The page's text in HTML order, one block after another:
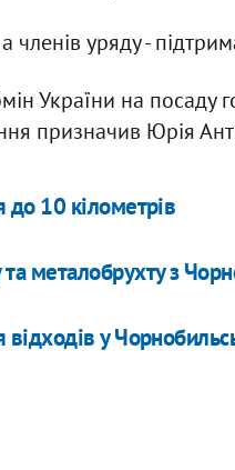
уряду -
України на посаду
призначив Юрія
до 10 кілометрів
металобрухту з
у